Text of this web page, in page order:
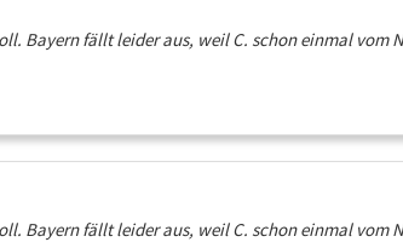
Bayern fällt leider aus, weil C. schon einmal
Bayern fällt leider aus, weil C. schon einmal